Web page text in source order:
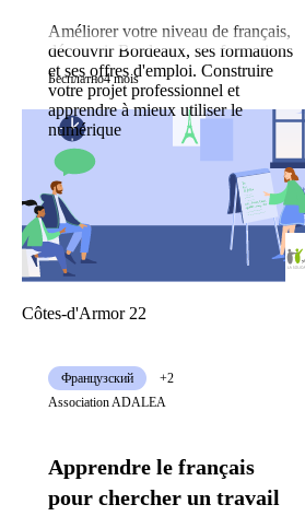
Améliorer votre niveau de français,
découvrir Bordeaux, ses formations
et ses offres d'emploi. Construire
votre projet professionnel et
apprendre à mieux utiliser le
numérique
Бесплатно4 mois
Côtes-d'Armor 22
Apprendre le français
pour chercher un travail
Французский
+2
Association ADALEA